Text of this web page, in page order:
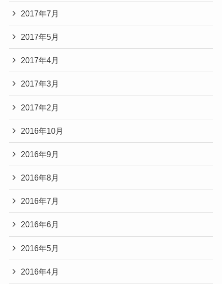
2017年7月
2017年5月
2017年4月
2017年3月
2017年2月
2016年10月
2016年9月
2016年8月
2016年7月
2016年6月
2016年5月
2016年4月